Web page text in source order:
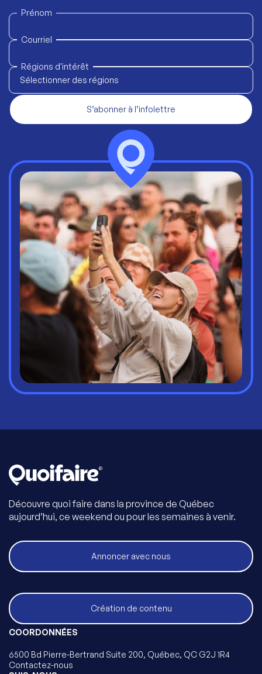
Prénom
Courriel
Régions d'intérêt
Sélectionner des régions
S’abonner à l’infolettre
Découvre quoi faire dans la province de Québec
aujourd’hui, ce weekend ou pour les semaines à venir.
Annoncer avec nous
Création de contenu
COORDONNÉES
6500 Bd Pierre-Bertrand Suite 200, Québec, QC G2J 1R4
Contactez-nous